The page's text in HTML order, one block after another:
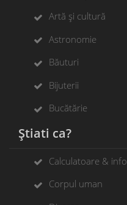
Artă și cultură
Astronomie
Băuturi
Bijuterii
Bucătărie
Știati ca?
Calculatoare & info
Corpul uman